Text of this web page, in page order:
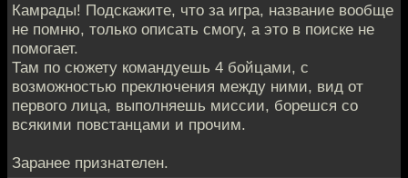
Камрады! Подскажите, что за игра, название вообще
не помню, только описать смогу, а это в поиске не
помогает.
Там по сюжету командуешь 4 бойцами, с
возможностью преключения между ними, вид от
первого лица, выполняешь миссии, борешся со
всякими повстанцами и прочим.
Заранее признателен.